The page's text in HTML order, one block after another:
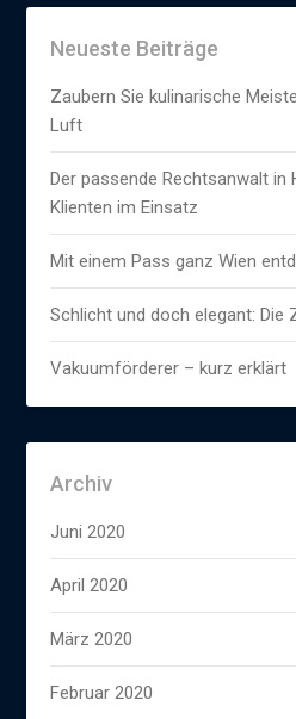
Neueste Beiträge
Zaubern Sie kulinarische
Luft
Der passende Rechtsanwalt
Klienten im Einsatz
Mit einem Pass ganz Wien
Schlicht und doch elegant: Die
Vakuumförderer – kurz erklärt
Archiv
Juni 2020
April 2020
März 2020
Februar 2020